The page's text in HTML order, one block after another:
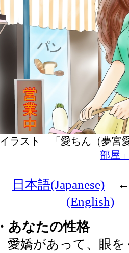
イラスト 「愛ちん（夢
部屋
日本語(Japanese)
(English)
・あなたの性格
愛嬌があって、眼を